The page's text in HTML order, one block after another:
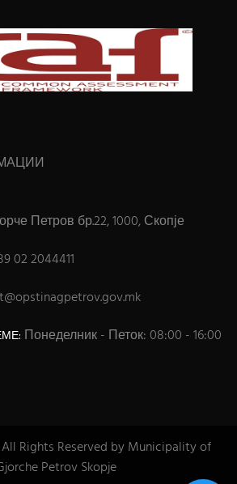
Петров бр.22, 1000, Скопје
02 2044411
Понеделник - Петок: 08:00 - 16:00
Rights Reserved by Municipality of
Petrov Skopje